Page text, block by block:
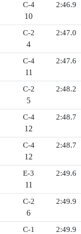
C-4
10
2:46.9
C-2
4
2:47.0
C-4
11
2:47.6
C-2
5
2:48.2
C-4
12
2:48.7
C-4
12
2:48.7
E-3
11
2:49.6
C-2
6
2:49.9
C-1 2:49.9